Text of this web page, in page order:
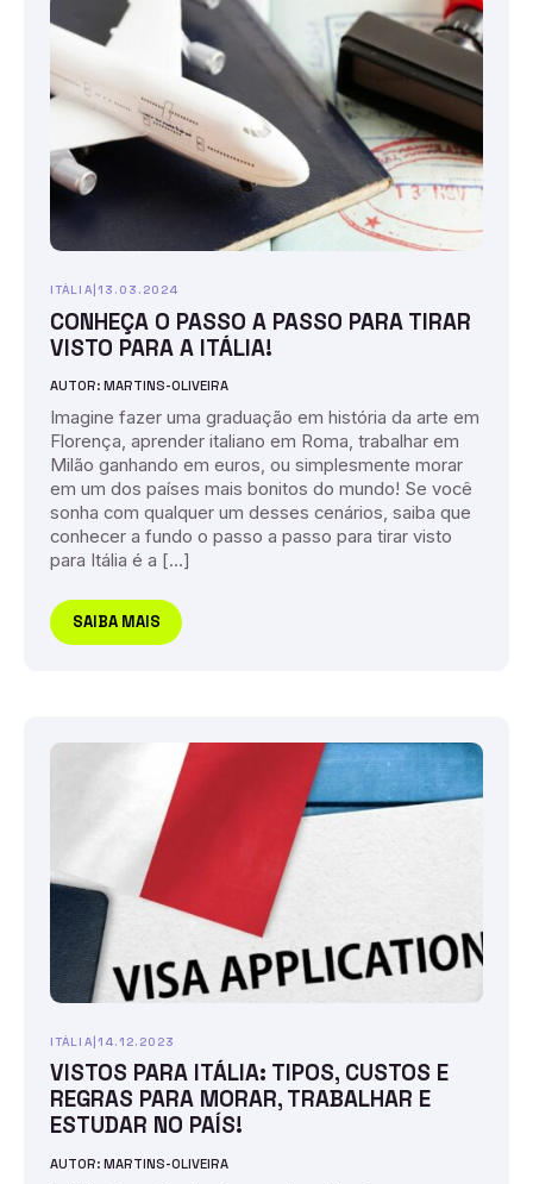
ITÁLIA 13.03.2024
CONHEÇA O PASSO A PASSO PARA TIRAR
VISTO PARA A ITÁLIA!
AUTOR: MARTINS-OLIVEIRA
Imagine fazer uma graduação em história da arte em
Florença, aprender italiano em Roma, trabalhar em
Milão ganhando em euros, ou simplesmente morar
em um dos países mais bonitos do mundo! Se você
sonha com qualquer um desses cenários, saiba que
conhecer a fundo o passo a passo para tirar visto
para Itália é a […]
SAIBA MAIS
ITÁLIA|14.12.2023
VISTOS PARA ITÁLIA: TIPOS, CUSTOS E
REGRAS PARA MORAR, TRABALHAR E
ESTUDAR NO PAÍS!
AUTOR: MARTINS-OLIVEIRA